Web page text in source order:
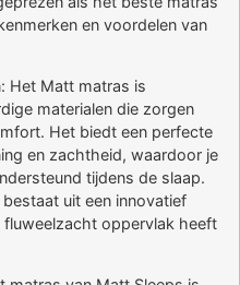
en voordelen van
Het Matt matras is
materialen die zorgen
Het biedt een perfecte
en zachtheid, waardoor je
tijdens de slaap.
uit een innovatief
oppervlak heeft